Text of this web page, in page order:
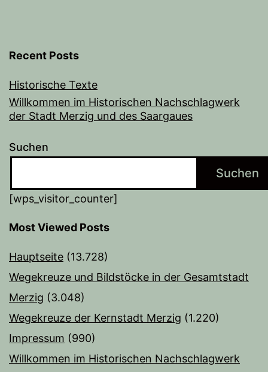
Recent Posts
Historische Texte
Willkommen im Historischen Nachschlagwerk
der Stadt Merzig und des Saargaues
Suchen
Suchen
[wps_visitor_counter]
Most Viewed Posts
Hauptseite (13.728)
Wegekreuze und Bildstöcke in der Gesamtstadt
Merzig (3.048)
Wegekreuze der Kernstadt Merzig (1.220)
Impressum (990)
Willkommen im Historischen Nachschlagwerk